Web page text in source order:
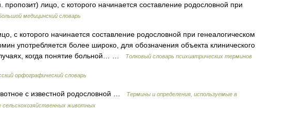
лицо, с которого начинается составление родословной при
медицинский словарь
с которого начинается составление родословной при генеалогическом
употребляется более широко, для обозначения объекта клинического
когда понятие больной… …
Толковый словарь психиатрических терминов
орфографический словарь
с известной родословной …
Термины и определения, используемые в
сельскохозяйственных животных